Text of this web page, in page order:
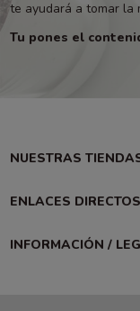
te ayudará a tomar la
Tu pones el
NUESTRAS
ENLACES DIRECTOS
INFORMACIÓN /